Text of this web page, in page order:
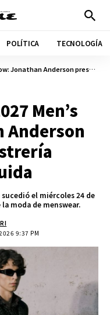
POLÍTICA TECNOLOGÍA
presenta sastrería deconstruida
Men’s
Anderson
el miércoles 24 de
moda de menswear.
9:37 PM